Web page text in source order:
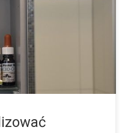
razem z ich
kilka postępowych
jeszcze o społeczności i
nad alternatywami w
ostatnio […]